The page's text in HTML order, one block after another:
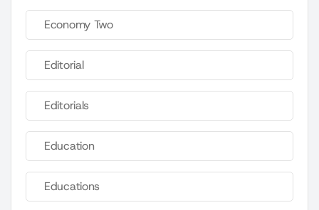
Economy Two
Editorial
Editorials
Education
Educations